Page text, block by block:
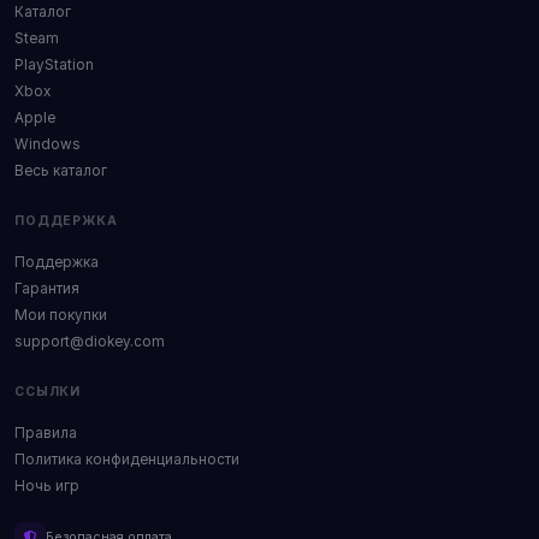
Каталог
Steam
PlayStation
Xbox
Apple
Windows
Весь каталог
ПОДДЕРЖКА
Поддержка
Гарантия
Мои покупки
support@diokey.com
ССЫЛКИ
Правила
Политика конфиденциальности
Ночь игр